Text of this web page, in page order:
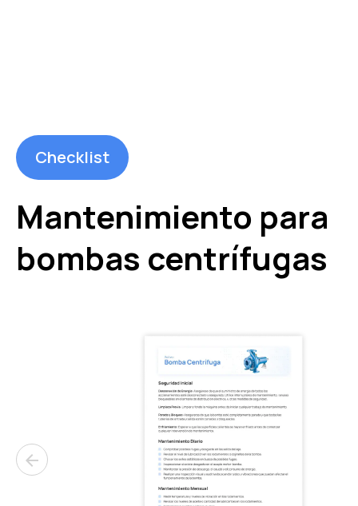
Checklist
Mantenimiento para
bombas centrífugas
arrow_back